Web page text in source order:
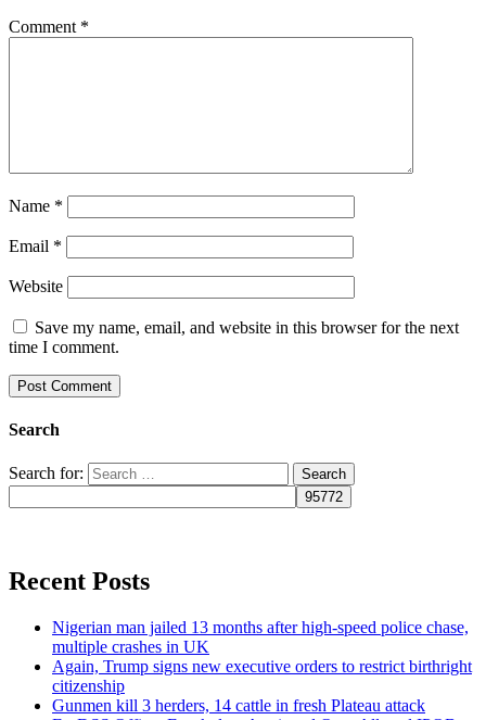
Comment *
Name *
Email *
Website
Save my name, email, and website in this browser for the next
time I comment.
Search
Search for:
Recent Posts
Nigerian man jailed 13 months after high-speed police chase,
multiple crashes in UK
Again, Trump signs new executive orders to restrict birthright
citizenship
Gunmen kill 3 herders, 14 cattle in fresh Plateau attack